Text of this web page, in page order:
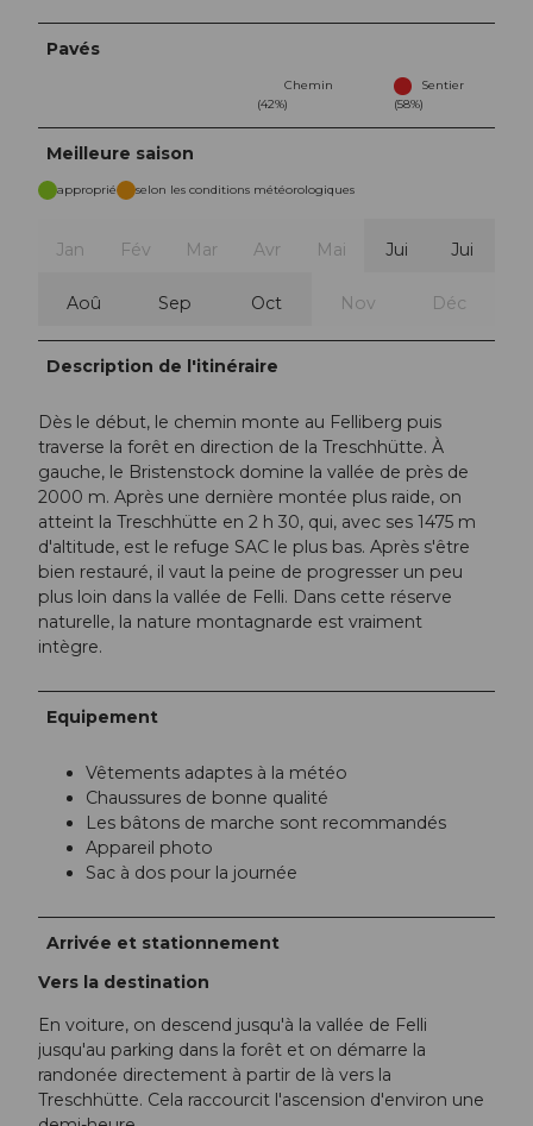
Pavés
Chemin
(42%)
Sentier
(58%)
Meilleure saison
approprié selon les conditions météorologiques
Jan Fév Mar Avr Mai Jui Jui
Aoû Sep Oct Nov Déc
Description de l'itinéraire
Dès le début, le chemin monte au Felliberg puis
traverse la forêt en direction de la Treschhütte. À
gauche, le Bristenstock domine la vallée de près de
2000 m. Après une dernière montée plus raide, on
atteint la Treschhütte en 2 h 30, qui, avec ses 1475 m
d'altitude, est le refuge SAC le plus bas. Après s'être
bien restauré, il vaut la peine de progresser un peu
plus loin dans la vallée de Felli. Dans cette réserve
naturelle, la nature montagnarde est vraiment
intègre.
Equipement
Vêtements adaptes à la météo
Chaussures de bonne qualité
Les bâtons de marche sont recommandés
Appareil photo
Sac à dos pour la journée
Arrivée et stationnement
Vers la destination
En voiture, on descend jusqu'à la vallée de Felli
jusqu'au parking dans la forêt et on démarre la
randonée directement à partir de là vers la
Treschhütte. Cela raccourcit l'ascension d'environ une